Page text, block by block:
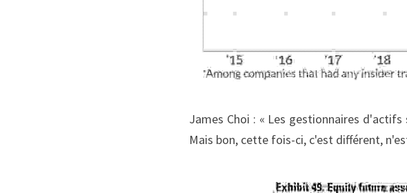
James Choi : « Les gestionnaires
Mais bon, cette fois-ci, c'est différent,